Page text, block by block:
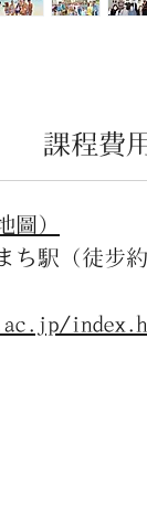
課程費
圖）
駅（徒步約